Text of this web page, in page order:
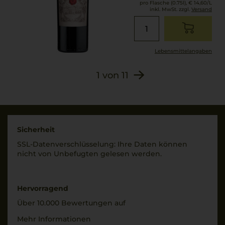
pro Flasche (0.75l), € 14,60/L
inkl. MwSt. zzgl. Versand
Lebensmittel­angaben
1 von 11
Sicherheit
SSL-Daten­verschlüs­selung: Ihre Daten können
nicht von Unbe­fugten gelesen werden.
Hervorragend
Über 10.000 Bewertungen auf
Mehr Informationen